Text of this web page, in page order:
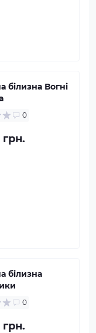
білизна Вогні
0
білизна
0